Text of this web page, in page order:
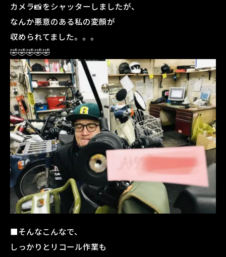
カメラ📸をシャッターしましたが、
なんか悪意のある私の変顔が
収められてました。。。
🤣🤣🤣🤣🤣
■そんなこんなで、
しっかりとリコール作業も